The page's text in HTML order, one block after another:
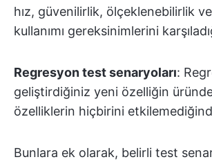
hız, güvenilirlik, ölçeklenebilirlik
kullanımı gereksinimlerini
Regresyon test senaryoları:
geliştirdiğiniz yeni özelliğin
özelliklerin hiçbirini
Bunlara ek olarak, belirli test